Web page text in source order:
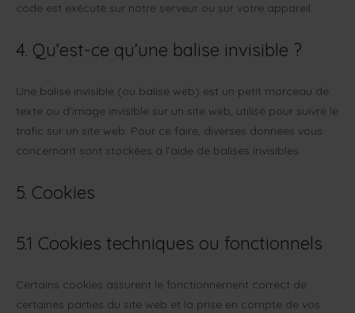
code est exécuté sur notre serveur ou sur votre appareil.
4. Qu’est-ce qu’une balise invisible ?
Une balise invisible (ou balise web) est un petit morceau de
texte ou d’image invisible sur un site web, utilisé pour suivre le
trafic sur un site web. Pour ce faire, diverses données vous
concernant sont stockées à l’aide de balises invisibles.
5. Cookies
5.1 Cookies techniques ou fonctionnels
Certains cookies assurent le fonctionnement correct de
certaines parties du site web et la prise en compte de vos